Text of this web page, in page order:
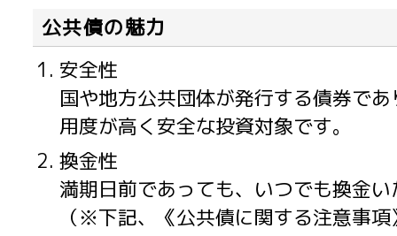
公共債の魅力
安全性
国や地方公共団体が発行する債券で
用度が高く安全な投資対象です。
換金性
満期日前であっても、いつでも換金
（※下記、《公共債に関する注意事